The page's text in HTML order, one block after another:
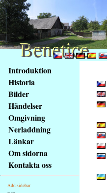
obsah
stránky
Klávesové
zkratky
tomto
webu
základní
Hlavní
strana
Introduktion
Historia
Bilder
Händelser
Omgivning
Nerladdning
Länkar
Om sidorna
Kontakta oss
Add sidebar
Benetice
Benetice